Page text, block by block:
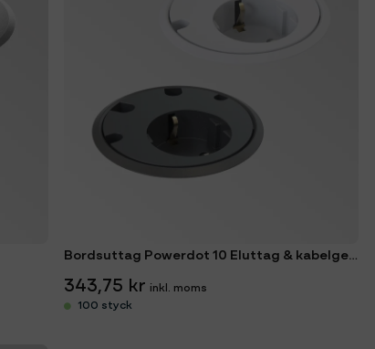
Bordsuttag Powerdot 10 Eluttag & kabelgenomföring
343,75 kr
100 styck